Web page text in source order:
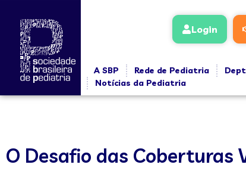
Login
A SBP Rede de Pediatria
Notícias da Pediatria
O Desafio das Coberturas